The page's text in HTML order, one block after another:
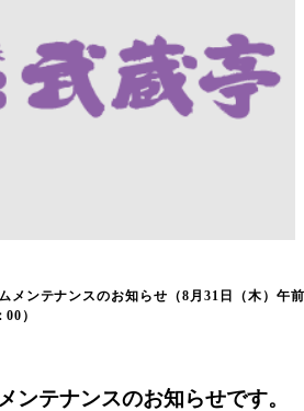
ンテナンスのお知らせ（8
：00 ～ 午前 5：00）
メンテナンスのお知らせ（8月31日（木）午前
）
ンテナンスのお知らせです。